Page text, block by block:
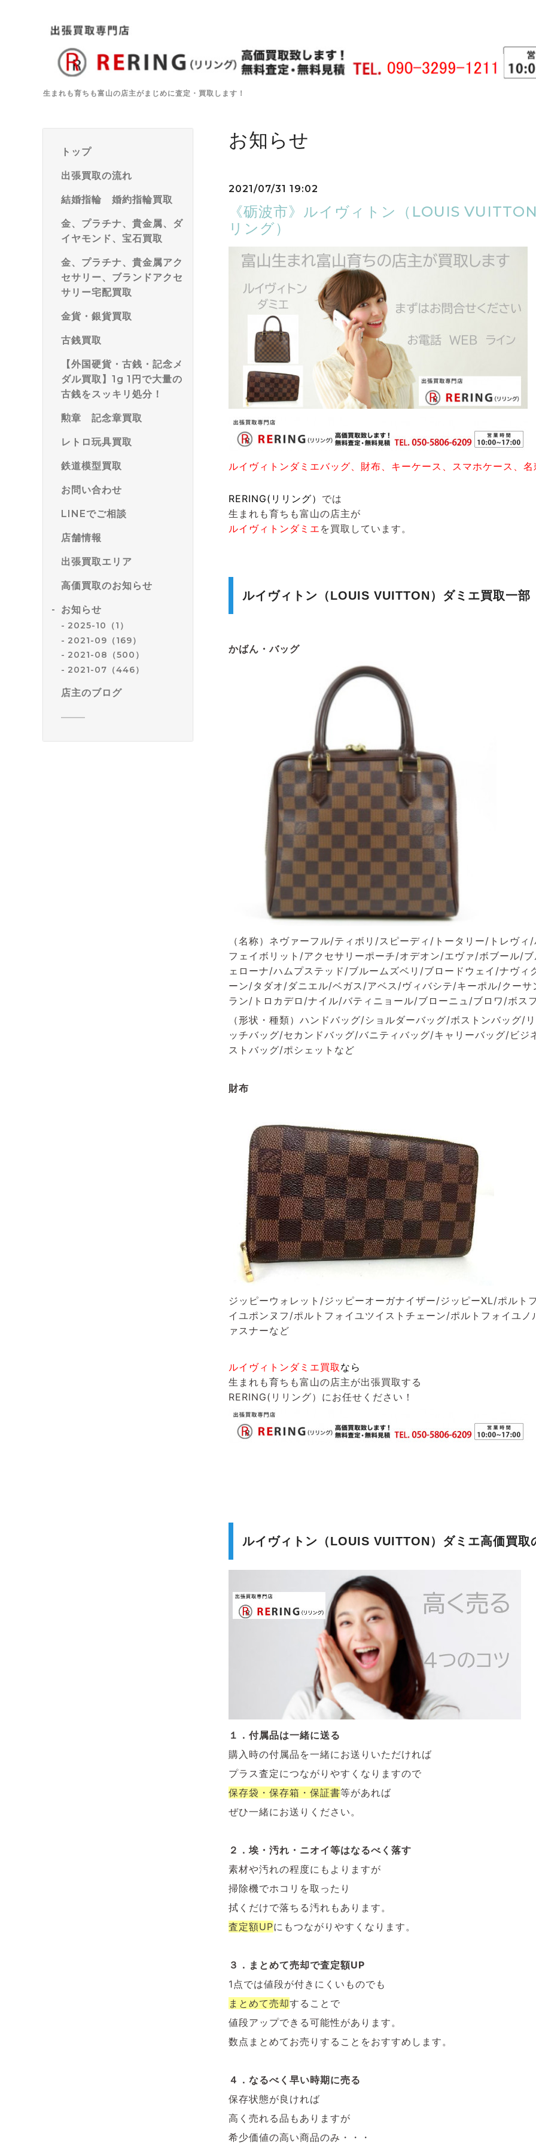
生まれも育ちも富山の店主がまじめに査定・買取します！
トップ
出張買取の流れ
結婚指輪 婚約指輪買取
金、プラチナ、貴金属、ダ
イヤモンド、宝石買取
金、プラチナ、貴金属アク
セサリー、ブランドアクセ
サリー宅配買取
金貨・銀貨買取
古銭買取
【外国硬貨・古銭・記念メ
ダル買取】1g 1円で大量の
古銭をスッキリ処分！
勲章 記念章買取
レトロ玩具買取
鉄道模型買取
お問い合わせ
LINEでご相談
店舗情報
出張買取エリア
高価買取のお知らせ
お知らせ
2025-10（1）
2021-09（169）
2021-08（500）
2021-07（446）
店主のブログ
お知らせ
2021/07/31 19:02
《砺波市》ルイヴィトン（LOUIS
リング）
ルイヴィトンダミエバッグ、財布、キーケース、スマホケース、名
RERING(リリング） では
生まれも育ちも富山の店主が
ルイヴィトンダミエ を買取しています。
ルイヴィトン（LOUIS VUITTON）ダミエ買取一部
かばん・バッグ
（名称）ネヴァーフル/ティボリ/スピーディ/トータリー/トレヴ
フェイボリット/アクセサリーポーチ/オデオン/エヴァ/ボブール/
ェローナ/ハムプステッド/ブルームズベリ/ブロードウェイ/ナヴ
ーン/タダオ/ダニエル/ベガス/アベス/ヴィバシテ/キーポル/クー
ラン/トロカデロ/ナイル/バティニョール/ブローニュ/ブロワ/ボス
（形状・種類）ハンドバッグ/ショルダーバッグ/ボストンバッグ/
ッチバッグ/セカンドバッグ/バニティバッグ/キャリーバッグ/ビ
ストバッグ/ポシェットなど
財布
ジッピーウォレット/ジッピーオーガナイザー/ジッピーXL/ポルト
イユポンヌフ/ポルトフォイユツイストチェーン/ポルトフォイユ
ァスナーなど
ルイヴィトンダミエ買取 なら
生まれも育ちも富山の店主が出張買取する
RERING(リリング） にお任せください！
ルイヴィトン（LOUIS VUITTON）ダミエ高価買取
１．付属品は一緒に送る
購入時の付属品を一緒にお送りいただければ
プラス査定につながりやすくなりますので
保存袋・保存箱・保証書等があれば
ぜひ一緒にお送りください。
２．埃・汚れ・ニオイ等はなるべく落す
素材や汚れの程度にもよりますが
掃除機でホコリを取ったり
拭くだけで落ちる汚れもあります。
査定額UPにもつながりやすくなります。
３．まとめて売却で査定額UP
1点では値段が付きにくいものでも
まとめて売却することで
値段アップできる可能性があります。
数点まとめてお売りすることをおすすめします。
４．なるべく早い時期に売る
保存状態が良ければ
高く売れる品もありますが
希少価値の高い商品のみ・・・